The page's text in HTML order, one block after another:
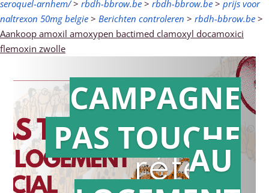
seroquel-arnhem/> rbdh-bbrow.be > rbdh-bbrow.be > prijs voor
naltrexon 50mg belgie > Berichten controleren > rbdh-bbrow.be >
Aankoop amoxil amoxypen bactimed clamoxyl docamoxici
flemoxin zwolle
Action en
référé
CAMPAGNE
PAS TOUCHE
AU